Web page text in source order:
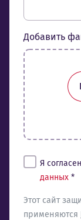
Добавить
Tingimused*
Я
данных *
reCaptcha
Этот сайт
применяются